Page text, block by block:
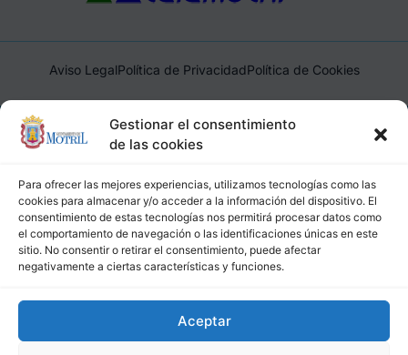
Gestionar el consentimiento
de las cookies
Para ofrecer las mejores experiencias, utilizamos tecnologías como las
cookies para almacenar y/o acceder a la información del dispositivo. El
consentimiento de estas tecnologías nos permitirá procesar datos como
el comportamiento de navegación o las identificaciones únicas en este
sitio. No consentir o retirar el consentimiento, puede afectar
negativamente a ciertas características y funciones.
Aceptar
Aviso LegalPolítica de PrivacidadPolítica de Cookies
Ayuntamiento de Motril, Plaza de España, 1, 18600, Motril,
(Granada), CIF: P1814200J, DIR3: L01181400